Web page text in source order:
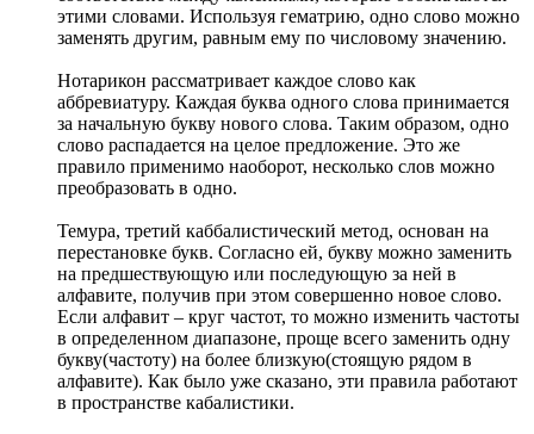
этими словами. Используя гематрию, одно слово можно
заменять другим, равным ему по числовому значению.
Нотарикон рассматривает каждое слово как
аббревиатуру. Каждая буква одного слова принимается
за начальную букву нового слова. Таким образом, одно
слово распадается на целое предложение. Это же
правило применимо наоборот, несколько слов можно
преобразовать в одно.
Темура, третий каббалистический метод, основан на
перестановке букв. Согласно ей, букву можно заменить
на предшествующую или последующую за ней в
алфавите, получив при этом совершенно новое слово.
Если алфавит – круг частот, то можно изменить частоты
в определенном диапазоне, проще всего заменить одну
букву(частоту) на более близкую(стоящую рядом в
алфавите). Как было уже сказано, эти правила работают
в пространстве кабалистики.